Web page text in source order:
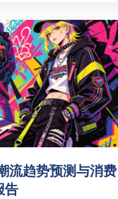
操建议。
流趋势预测与消费
告